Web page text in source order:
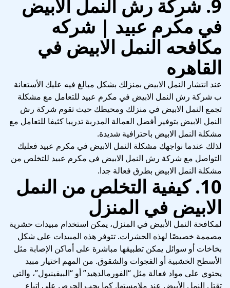
9. شركة رش النمل الابيض
في مكرم عبيد | شركه
مكافحه النمل الابيض في
القاهره
عند انتشار النمل الابيض بمنزلك بشكل مبالغ فيه عليك الأستعانة
ب شركة رش النمل الابيض في مكرم عبيد للتعامل مع مشكلة
تجمع النمل الابيض في منزلك ومحيطك حيث تقوم شركة رش
النمل الابيض بتوفير أفضل العمالة المدربة تدريبا كثيفا للتعامل مع
مشكلة النمل الابيض باحترافية شديدة.
لذلك عندما نواجهك مشكلة النمل الابيض في مكرم عبيد فعليك
التواصل مع شركة رش النمل الابيض في مكرم عبيد للتخلص من
مشكلة النمل الابيض بطرق فعالة جدا.
10. كيفية التخلص من النمل
الابيض في المنزل
لمكافحة النمل الأبيض في المنزل، يمكن استخدام مبيدات حشرية
مصممة خصيصًا لهذه الحشرات. تتوفر هذه المبيدات على شكل
بخاخات أو سوائل يمكن تطبيقها مباشرة على أماكن الإصابة مثل
الأسطح الخشبية أو الفجوات والشقوق. من المهم اختيار مبيد
يحتوي على مواد فعالة مثل “الفورمالدهيد” أو “البيفينيول”، والتي
تقتل النمل الأبيض عند ملامستها. كما يجب الحرص على اتباع